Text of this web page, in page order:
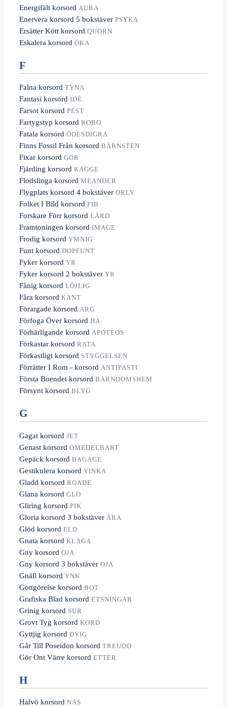
Energifält korsord AURA
Enervera korsord 5 bokstäver PSYKA
Ersätter Kött korsord QUORN
Eskalera korsord ÖKA
F
Falna korsord TYNA
Fantasi korsord IDÉ
Farsot korsord PEST
Fartygstyp korsord RORO
Fatala korsord ÖDESDIGRA
Finns Fossil Från korsord BÄRNSTEN
Fixar korsord GÖR
Fjärding korsord KAGGE
Flodslinga korsord MEANDER
Flygplats korsord 4 bokstäver ORLY
Folket I Bild korsord FIB
Forskare Förr korsord LÄRD
Framtoningen korsord IMAGE
Frodig korsord YMNIG
Funt korsord DOPFUNT
Fyker korsord YR
Fyker korsord 2 bokstäver YR
Fånig korsord LÖJLIG
Fåra korsord KANT
Förargade korsord ARG
Förfoga Över korsord HA
Förhärligande korsord APOTEOS
Förkastar korsord RATA
Förkastligt korsord STYGGELSEN
Förrätter I Rom - korsord ANTIPASTI
Första Boendet korsord BARNDOMSHEM
Försynt korsord BLYG
G
Gagat korsord JET
Genast korsord OMEDELBART
Gepäck korsord BAGAGE
Gestikulera korsord VINKA
Gladd korsord ROADE
Glana korsord GLO
Gliring korsord PIK
Gloria korsord 3 bokstäver ÄRA
Glöd korsord ELD
Gnata korsord KLAGA
Gny korsord OJA
Gny korsord 3 bokstäver OJA
Gnäll korsord YNK
Gottgörelse korsord BOT
Grafiska Blad korsord ETSNINGAR
Grinig korsord SUR
Grovt Tyg korsord KORD
Gyttjig korsord DYIG
Går Till Poseidon korsord TREUDD
Gör Ont Värre korsord ETTER
H
Halvö korsord NÄS